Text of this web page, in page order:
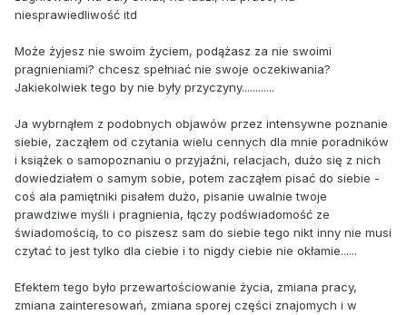
niesprawiedliwość itd
Może żyjesz nie swoim życiem, podążasz za nie swoimi
pragnieniami? chcesz spełniać nie swoje oczekiwania?
Jakiekolwiek tego by nie były przyczyny............
Ja wybrnąłem z podobnych objawów przez intensywne poznanie
siebie, zacząłem od czytania wielu cennych dla mnie poradników
i książek o samopoznaniu o przyjaźni, relacjach, dużo się z nich
dowiedziałem o samym sobie, potem zacząłem pisać do siebie -
coś ala pamiętniki pisałem dużo, pisanie uwalnie twoje
prawdziwe myśli i pragnienia, łączy podświadomość ze
świadomością, to co piszesz sam do siebie tego nikt inny nie musi
czytać to jest tylko dla ciebie i to nigdy ciebie nie okłamie......
Efektem tego było przewartościowanie życia, zmiana pracy,
zmiana zainteresowań, zmiana sporej części znajomych i w